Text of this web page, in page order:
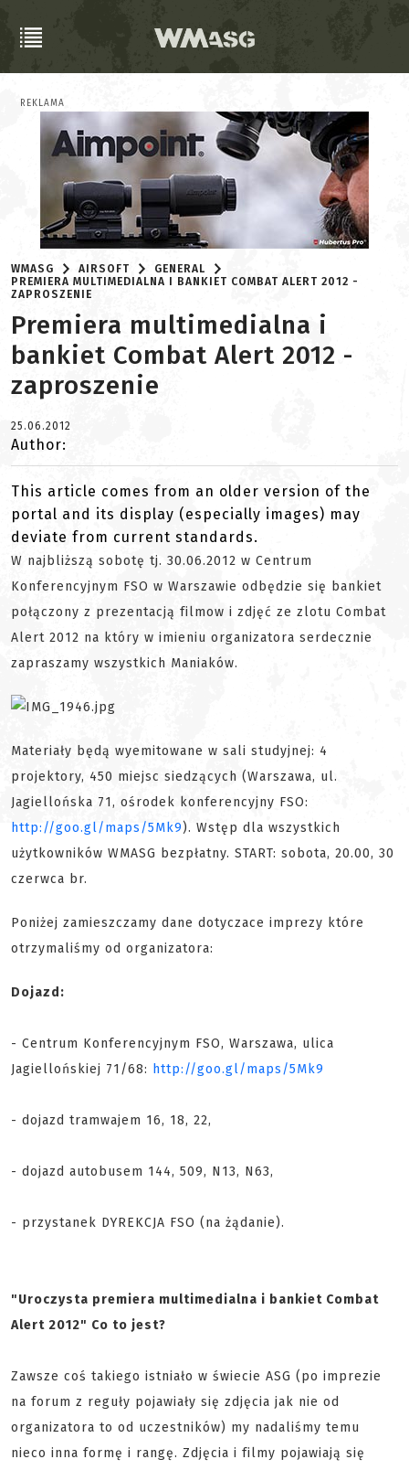
REKLAMA
WMASG AIRSOFT
GENERAL
PREMIERA MULTIMEDIALNA I BANKIET COMBAT ALERT 2012 -
ZAPROSZENIE
Premiera multimedialna i
bankiet Combat Alert 2012 -
zaproszenie
25.06.2012
Author:
This article comes from an older version of the
portal and its display (especially images) may
deviate from current standards.
W najbliższą sobotę tj. 30.06.2012 w Centrum
Konferencyjnym FSO w Warszawie odbędzie się bankiet
połączony z prezentacją filmow i zdjęć ze zlotu Combat
Alert 2012 na który w imieniu organizatora serdecznie
zapraszamy wszystkich Maniaków.
Materiały będą wyemitowane w sali studyjnej: 4
projektory, 450 miejsc siedzących (Warszawa, ul.
Jagiellońska 71, ośrodek konferencyjny FSO:
http://goo.gl/maps/5Mk9). Wstęp dla wszystkich
użytkowników WMASG bezpłatny. START: sobota, 20.00, 30
czerwca br.
Poniżej zamieszczamy dane dotyczace imprezy które
otrzymaliśmy od organizatora:
Dojazd:
- Centrum Konferencyjnym FSO, Warszawa, ulica
Jagiellońskiej 71/68: http://goo.gl/maps/5Mk9
- dojazd tramwajem 16, 18, 22,
- dojazd autobusem 144, 509, N13, N63,
- przystanek DYREKCJA FSO (na żądanie).
"Uroczysta premiera multimedialna i bankiet Combat
Alert 2012" Co to jest?
Zawsze coś takiego istniało w świecie ASG (po imprezie
na forum z reguły pojawiały się zdjęcia jak nie od
organizatora to od uczestników) my nadaliśmy temu
nieco inna formę i rangę. Zdjęcia i filmy pojawiają się